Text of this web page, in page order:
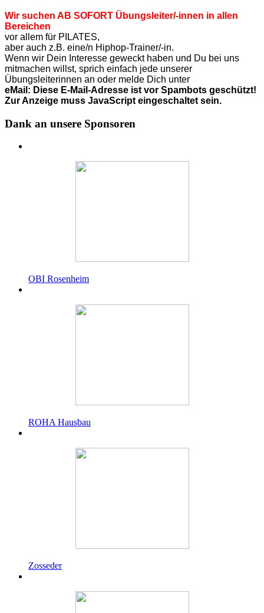
Wir suchen AB SOFORT Übungsleiter/-innen in allen
Bereichen
vor allem für PILATES,
aber auch z.B. eine/n Hiphop-Trainer/-in.
Wenn wir Dein Interesse geweckt haben und Du bei uns
mitmachen willst, sprich einfach jede unserer
Übungsleiterinnen an oder melde Dich unter
eMail: Diese E-Mail-Adresse ist vor Spambots geschützt!
Zur Anzeige muss JavaScript eingeschaltet sein.
Dank an unsere Sponsoren
OBI Rosenheim
ROHA Hausbau
Zosseder